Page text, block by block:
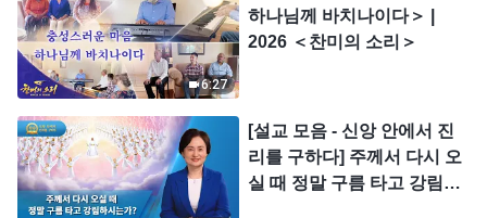
6:27
하나님께 바치나이다＞ |
2026 ＜찬미의 소리＞
[설교 모음 - 신앙 안에서 진
리를 구하다] 주께서 다시 오
실 때 정말 구름 타고 강림하